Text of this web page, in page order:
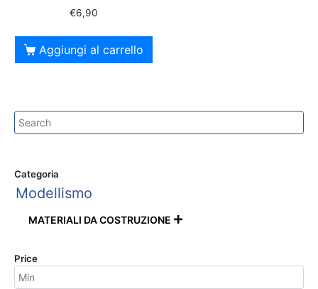
€6,90
Aggiungi al carrello
Categoria
Modellismo
MATERIALI DA COSTRUZIONE 
Price